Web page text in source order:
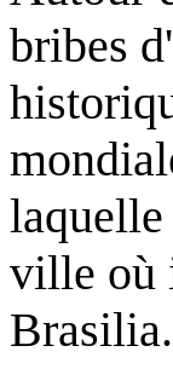
bribes
laquelle
ville où